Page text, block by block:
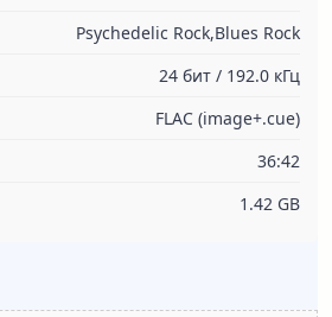
Psychedelic Rock,Blues Rock
24 бит / 192.0 кГц
FLAC (image+.cue)
36:42
1.42 GB